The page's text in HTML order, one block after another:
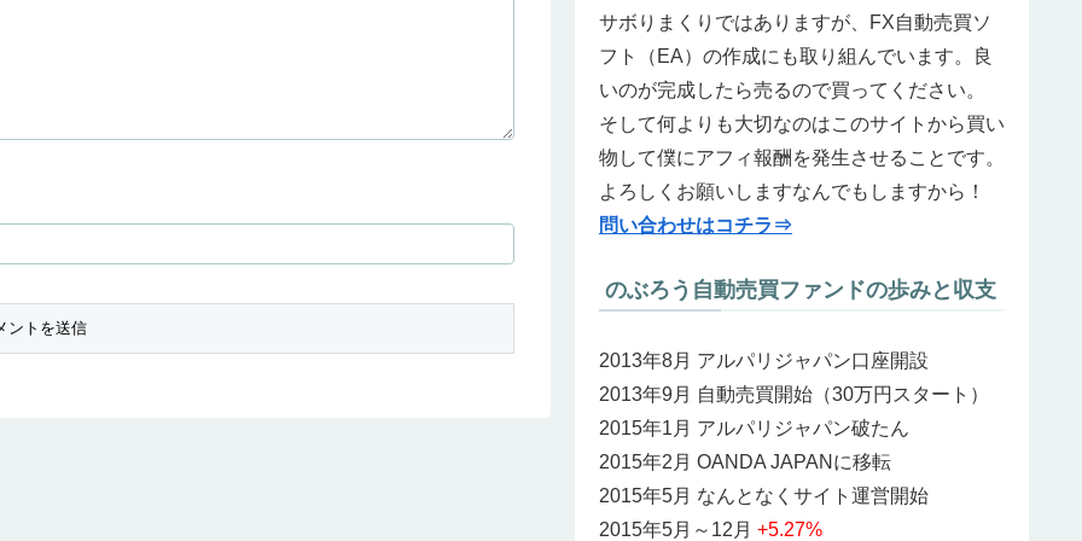
サボりまくりではありますが、FX自動売買ソ
フト（EA）の作成にも取り組んでいます。良
いのが完成したら売るので買ってください。
そして何よりも大切なのはこのサイトから買い
物して僕にアフィ報酬を発生させることです。
よろしくお願いしますなんでもしますから！
問い合わせはコチラ⇒
のぶろう自動売買ファンドの歩みと収支
2013年8月 アルパリジャパン口座開設
2013年9月 自動売買開始（30万円スタート）
2015年1月 アルパリジャパン破たん
2015年2月 OANDA JAPANに移転
2015年5月 なんとなくサイト運営開始
2015年5月～12月 +5.27%